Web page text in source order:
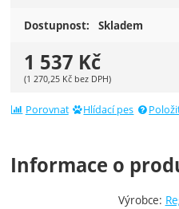
Dostupnost: Skladem
1 537 Kč
(1 270,25 Kč bez DPH)
Porovnat Hlídací pes
Informace o
Výrobce: